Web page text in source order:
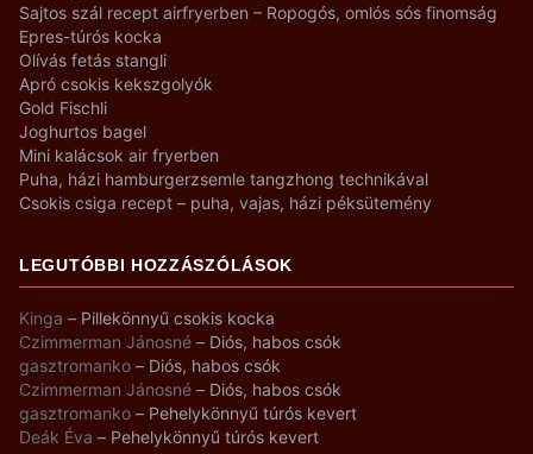
Sajtos szál recept airfryerben – Ropogós, omlós sós finomság
Epres-túrós kocka
Olívás fetás stangli
Apró csokis kekszgolyók
Gold Fischli
Joghurtos bagel
Mini kalácsok air fryerben
Puha, házi hamburgerzsemle tangzhong technikával
Csokis csiga recept – puha, vajas, házi péksütemény
LEGUTÓBBI HOZZÁSZÓLÁSOK
Kinga – Pillekönnyű csokis kocka
Czimmerman Jánosné – Diós, habos csók
gasztromanko – Diós, habos csók
Czimmerman Jánosné – Diós, habos csók
gasztromanko – Pehelykönnyű túrós kevert
Deák Éva – Pehelykönnyű túrós kevert